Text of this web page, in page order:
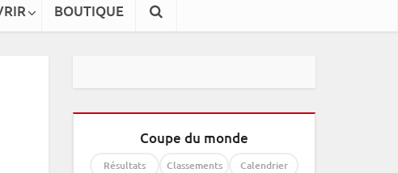
BOUTIQUE
Coupe du monde
Résultats Classements Calendrier